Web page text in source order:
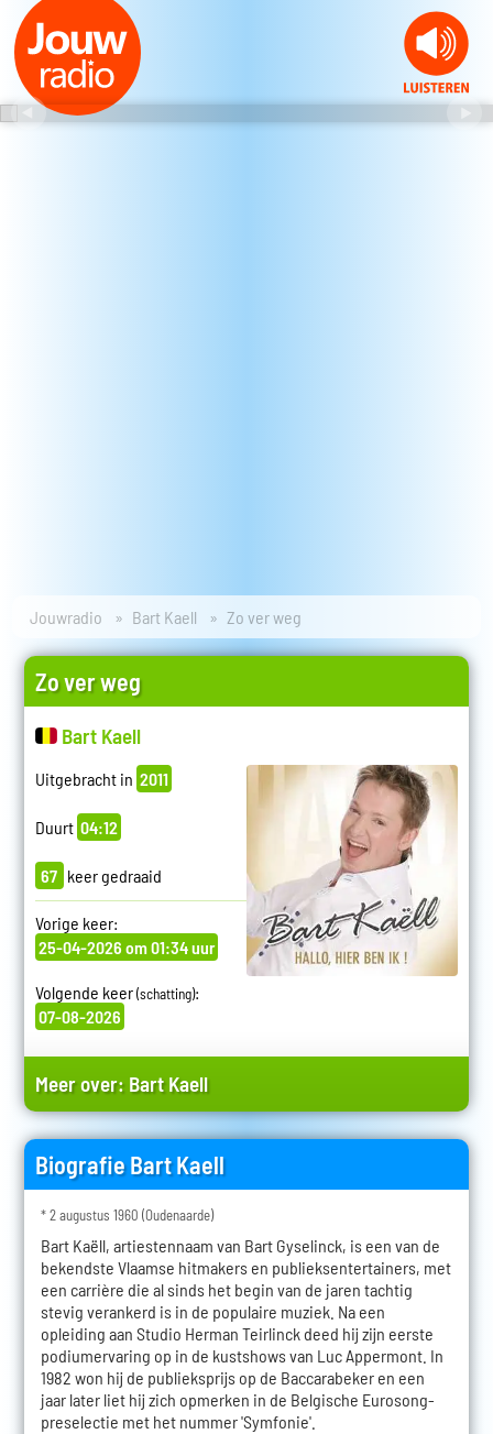
Jouwradio Bart Kaell Zo ver weg
Zo ver weg
Bart Kaell
Uitgebracht in 2011
Duurt 04:12
67 keer gedraaid
Vorige keer:
25-04-2026 om 01:34 uur
Volgende keer(schatting):
07-08-2026
Meer over: Bart Kaell
Biografie Bart Kaell
* 2 augustus 1960 (Oudenaarde)
Bart Kaëll, artiestennaam van Bart Gyselinck, is een van de
bekendste Vlaamse hitmakers en publieksentertainers, met
een carrière die al sinds het begin van de jaren tachtig
stevig verankerd is in de populaire muziek. Na een
opleiding aan Studio Herman Teirlinck deed hij zijn eerste
podiumervaring op in de kustshows van Luc Appermont. In
1982 won hij de publieksprijs op de Baccarabeker en een
jaar later liet hij zich opmerken in de Belgische Eurosong-
preselectie met het nummer 'Symfonie'.